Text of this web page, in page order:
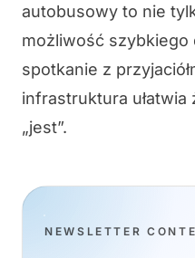
autobusowy to nie
możliwość szybkiego
spotkanie z
infrastruktura ułatwia
„jest”.
NEWSLETTER